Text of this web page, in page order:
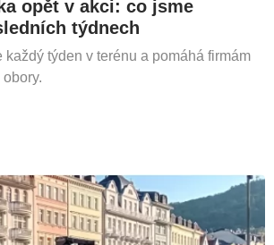
opět v akci: co jsme
týdnech
každý týden v terénu a pomáhá firmám